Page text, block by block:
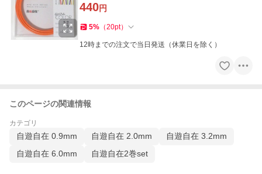
440円
5% （20pt）
12時までの注文で当日発送（休業日を除く）
このページの関連情報
カテゴリ
自遊自在 0.9mm 自遊自在 2.0mm
自遊自在 3.2mm
自遊自在 6.0mm
自遊自在2巻set